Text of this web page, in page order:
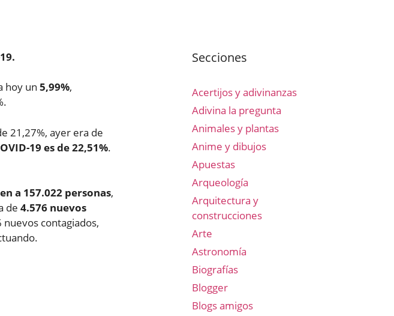
hoy un 5,99%,
21,27%, ayer era de
19 es de 22,51%.
a 157.022 personas,
de 4.576 nuevos
contagiados,
Secciones
Acertijos y adivinanzas
Adivina la pregunta
Animales y plantas
Anime y dibujos
Apuestas
Arqueología
Arquitectura y
construcciones
Arte
Astronomía
Biografías
Blogger
Blogs amigos